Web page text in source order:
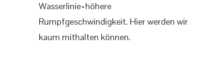
Wasserlinie=höhere
Rumpfgeschwindigkeit. Hier werden wir
kaum mithalten können.